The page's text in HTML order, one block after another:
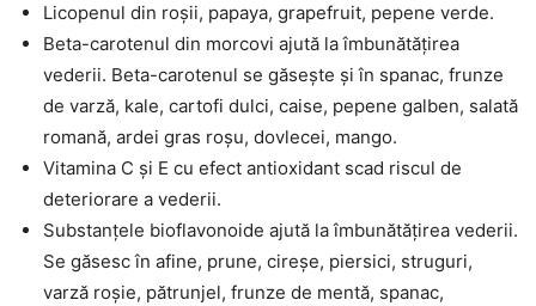
Licopenul din roșii, papaya, grapefruit, pepene verde.
Beta-carotenul din morcovi ajută la îmbunătățirea
vederii. Beta-carotenul se găsește și în spanac, frunze
de varză, kale, cartofi dulci, caise, pepene galben, salată
romană, ardei gras roșu, dovlecei, mango.
Vitamina C și E cu efect antioxidant scad riscul de
deteriorare a vederii.
Substanțele bioflavonoide ajută la îmbunătățirea vederii.
Se găsesc în afine, prune, cireșe, piersici, struguri,
varză roșie, pătrunjel, frunze de mentă, spanac,